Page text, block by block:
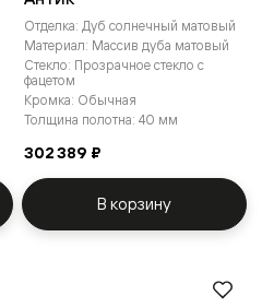
Отделка: Дуб солнечный матовый
Материал: Массив дуба матовый
Стекло: Прозрачное стекло с
фацетом
Кромка: Обычная
Толщина полотна: 40 мм
302 389 ₽
В корзину